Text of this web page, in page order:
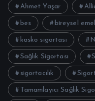
Ahmet Yaşar
bes bireysel
kasko sigortası
Sağlık Sigortası
sigortacılık
Tamamlayıcı Sağlık